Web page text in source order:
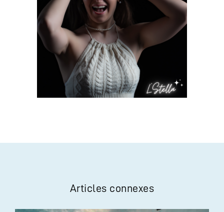
Articles connexes